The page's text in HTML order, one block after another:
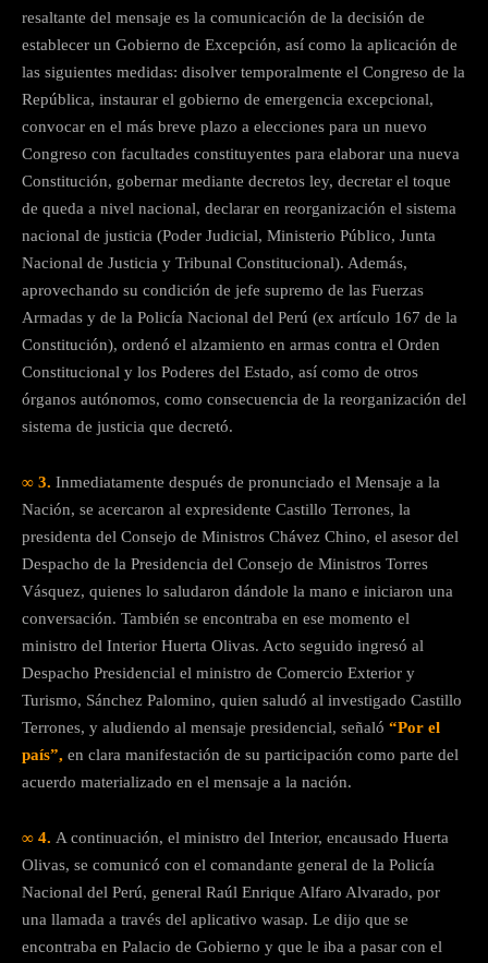
resaltante del mensaje es la comunicación de la decisión de
establecer un Gobierno de Excepción, así como la aplicación de
las siguientes medidas: disolver temporalmente el Congreso de la
República, instaurar el gobierno de emergencia excepcional,
convocar en el más breve plazo a elecciones para un nuevo
Congreso con facultades constituyentes para elaborar una nueva
Constitución, gobernar mediante decretos ley, decretar el toque
de queda a nivel nacional, declarar en reorganización el sistema
nacional de justicia (Poder Judicial, Ministerio Público, Junta
Nacional de Justicia y Tribunal Constitucional). Además,
aprovechando su condición de jefe supremo de las Fuerzas
Armadas y de la Policía Nacional del Perú (ex artículo 167 de la
Constitución), ordenó el alzamiento en armas contra el Orden
Constitucional y los Poderes del Estado, así como de otros
órganos autónomos, como consecuencia de la reorganización del
sistema de justicia que decretó.
∞ 3. Inmediatamente después de pronunciado el Mensaje a la
Nación, se acercaron al expresidente Castillo Terrones, la
presidenta del Consejo de Ministros Chávez Chino, el asesor del
Despacho de la Presidencia del Consejo de Ministros Torres
Vásquez, quienes lo saludaron dándole la mano e iniciaron una
conversación. También se encontraba en ese momento el
ministro del Interior Huerta Olivas. Acto seguido ingresó al
Despacho Presidencial el ministro de Comercio Exterior y
Turismo, Sánchez Palomino, quien saludó al investigado Castillo
Terrones, y aludiendo al mensaje presidencial, señaló “Por el
país”, en clara manifestación de su participación como parte del
acuerdo materializado en el mensaje a la nación.
∞ 4. A continuación, el ministro del Interior, encausado Huerta
Olivas, se comunicó con el comandante general de la Policía
Nacional del Perú, general Raúl Enrique Alfaro Alvarado, por
una llamada a través del aplicativo wasap. Le dijo que se
encontraba en Palacio de Gobierno y que le iba a pasar con el